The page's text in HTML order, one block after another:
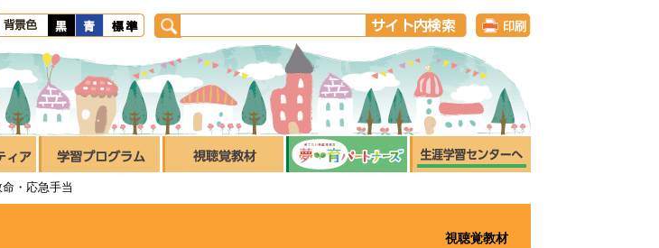
・応急手当
視聴覚教材